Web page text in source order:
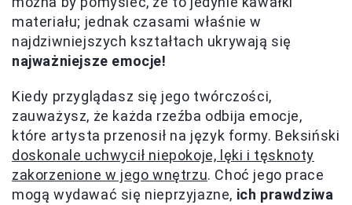
materiału; jednak czasami właśnie w
najdziwniejszych kształtach ukrywają się
najważniejsze emocje!
Kiedy przyglądasz się jego twórczości,
zauważysz, że każda rzeźba odbija emocje,
które artysta przenosił na język formy. Beksiński
doskonale uchwycił niepokoje, lęki i tęsknoty
zakorzenione w jego wnętrzu. Choć jego prace
mogą wydawać się nieprzyjazne, ich prawdziwa